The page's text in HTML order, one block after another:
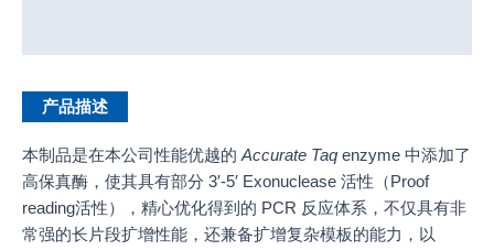
产品描述
本制品是在本公司性能优越的 Accurate Taq enzyme 中添加了
高保真酶，使其具有部分 3′-5′ Exonuclease 活性（Proof
reading活性），精心优化得到的 PCR 反应体系，不仅具有非
常强的长片段扩增性能，还兼备扩增复杂模板的能力，以